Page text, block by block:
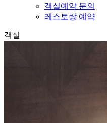
객실예약 문의
레스토랑 예약
객실